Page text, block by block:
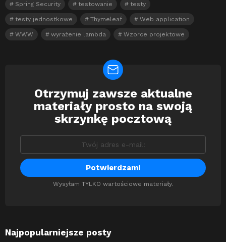
Spring Security testowanie testy
testy jednostkowe Thymeleaf Web application
WWW wyrażenie lambda Wzorce projektowe
Newsletter
Otrzymuj zawsze aktualne
materiały prosto na swoją
skrzynkę pocztową
Wysyłam TYLKO wartościowe materiały.
Najpopularniejsze posty